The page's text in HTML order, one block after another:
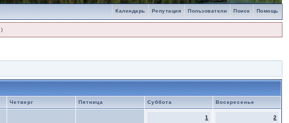
Помощь
Поиск
Пользователи
Репутация
Календарь
)
Четверг Пятница Суббота Воскресенье
1
2